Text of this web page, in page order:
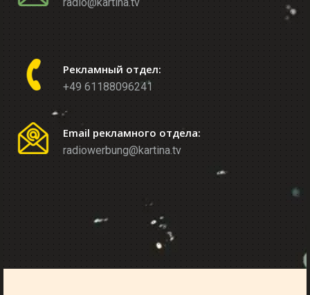
Рекламный отдел:
+49 61188096241
Email рекламного отдела:
radiowerbung@kartina.tv